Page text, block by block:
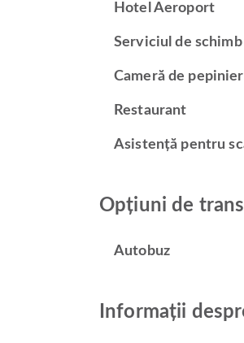
Hotel Aeroport
Serviciul de
Cameră de
Restaurant
Asistență pentru
Opțiuni de
Autobuz
Informații